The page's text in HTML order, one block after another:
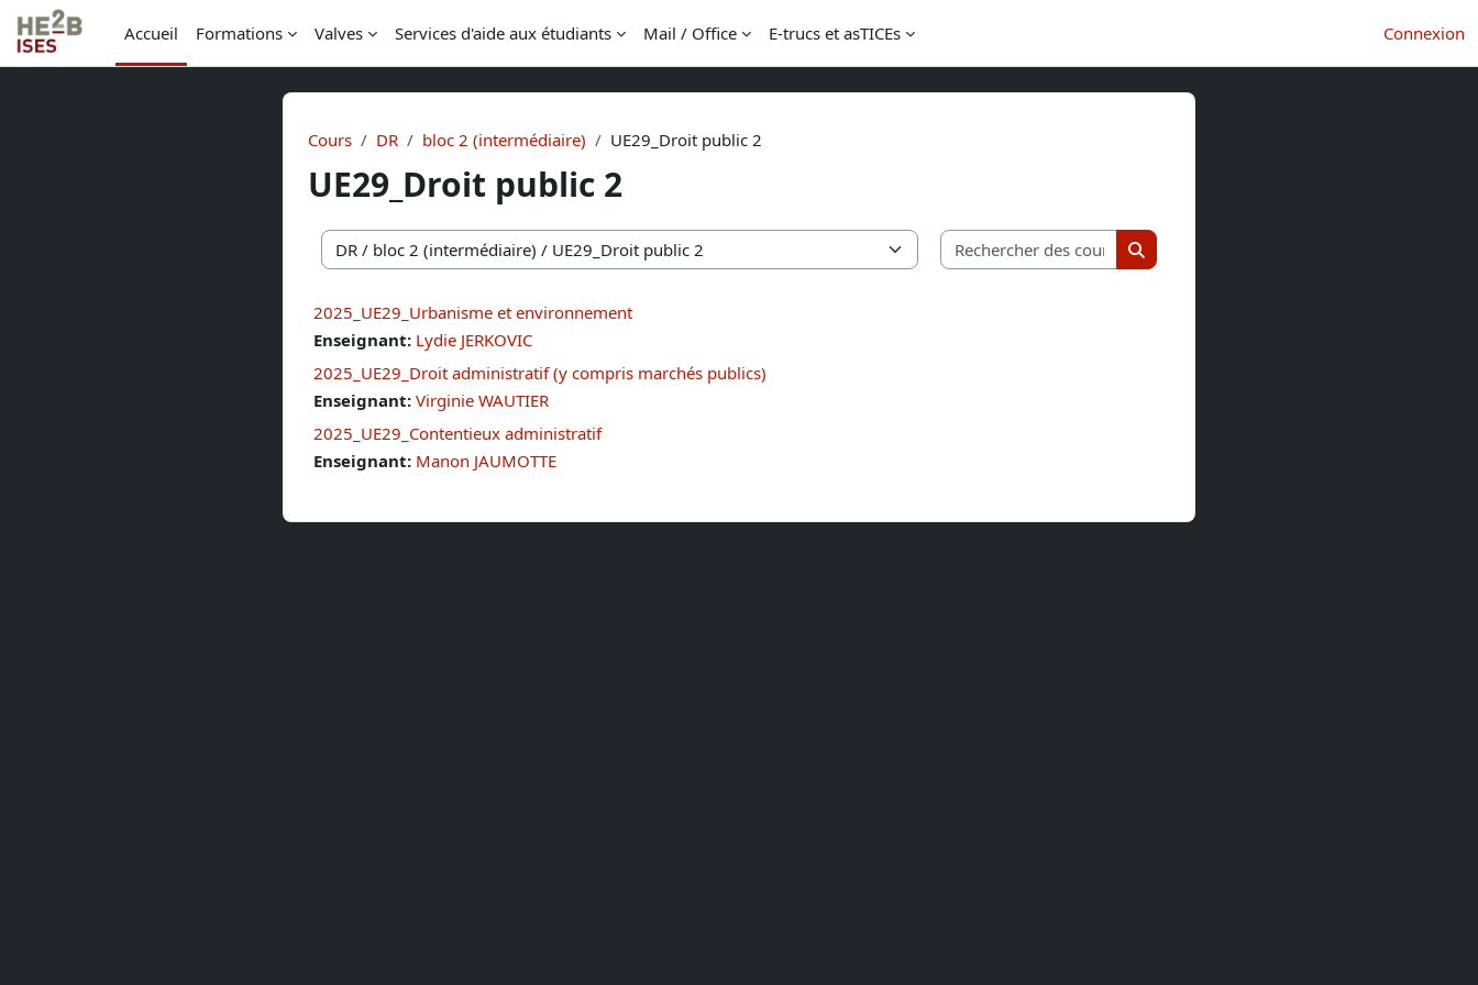
Passer au contenu principal
Accueil
Formations Valves Services d'aide aux étudiants Mail / Office E-trucs et asTICEs Connexion
Cours DR bloc 2 (intermédiaire) UE29_Droit public 2
UE29_Droit public 2
Catégories de cours
Rechercher des cours
Rechercher des cours
2025_UE29_Urbanisme et environnement
Enseignant: Lydie JERKOVIC
2025_UE29_Droit administratif (y compris marchés publics)
Enseignant: Virginie WAUTIER
2025_UE29_Contentieux administratif
Enseignant: Manon JAUMOTTE